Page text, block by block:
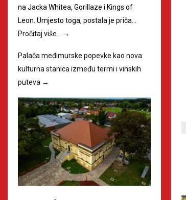
na Jacka Whitea, Gorillaze i Kings of
Leon. Umjesto toga, postala je priča…
Pročitaj više…
→
Palača međimurske popevke kao nova
kulturna stanica između termi i vinskih
puteva →